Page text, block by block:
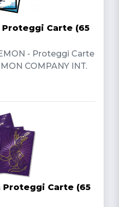
Carte (65
- Proteggi Carte
COMPANY INT.
Proteggi Carte (65